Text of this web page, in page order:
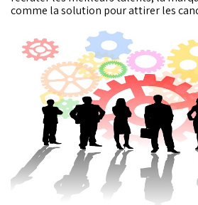
comme la solution pour attirer les
permet aux entreprises de connaitre
candidats vis-à-vis de leurs marques et
réputation.